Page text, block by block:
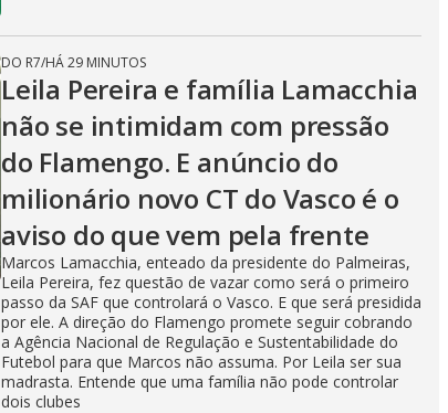
DO R7/HÁ 29 MINUTOS
Leila Pereira e família Lamacchia
não se intimidam com pressão
do Flamengo. E anúncio do
milionário novo CT do Vasco é o
aviso do que vem pela frente
Marcos Lamacchia, enteado da presidente do Palmeiras,
Leila Pereira, fez questão de vazar como será o primeiro
passo da SAF que controlará o Vasco. E que será presidida
por ele. A direção do Flamengo promete seguir cobrando
a Agência Nacional de Regulação e Sustentabilidade do
Futebol para que Marcos não assuma. Por Leila ser sua
madrasta. Entende que uma família não pode controlar
dois clubes